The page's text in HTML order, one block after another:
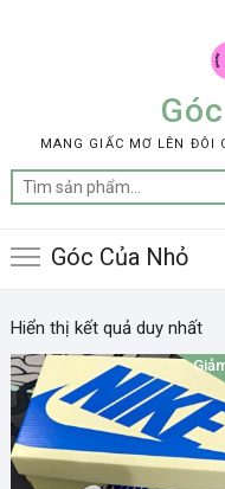
MANG GIẤC MƠ LÊN ĐÔI
Góc Của Nhỏ
Hiển thị kết quả duy nhất